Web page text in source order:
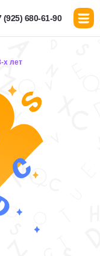
(925) 680-61-90
х лет